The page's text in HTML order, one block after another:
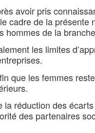
avoir pris
cadre de la
hommes de la
les limites
que les femmes
la réduction des
des partenaires